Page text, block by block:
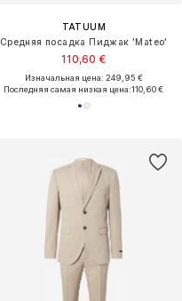
TATUUM
Средняя посадка Пиджак 'Mateo'
110,60 €
Изначальная цена: 249,95 €
Последняя самая низкая цена:110,60 €